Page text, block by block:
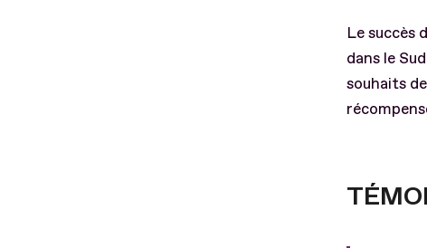
Le succès
dans le
souhaits